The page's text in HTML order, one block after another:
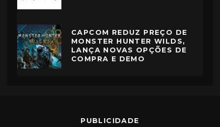
CAPCOM REDUZ PREÇO DE
MONSTER HUNTER WILDS,
LANÇA NOVAS OPÇÕES DE
COMPRA E DEMO
PUBLICIDADE